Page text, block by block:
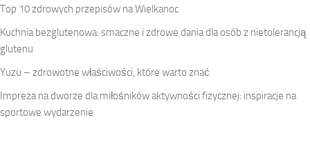
Top 10 zdrowych przepisów na Wielkanoc
Kuchnia bezglutenowa: smaczne i zdrowe dania dla osób z nietolerancją
glutenu
Yuzu – zdrowotne właściwości, które warto znać
Impreza na dworze dla miłośników aktywności fizycznej: inspiracje na
sportowe wydarzenie